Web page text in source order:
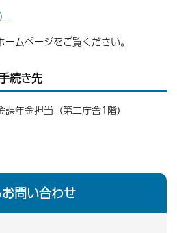
ムページをご覧ください。
続き先
年金担当（第二庁舎1階）
問い合わせ